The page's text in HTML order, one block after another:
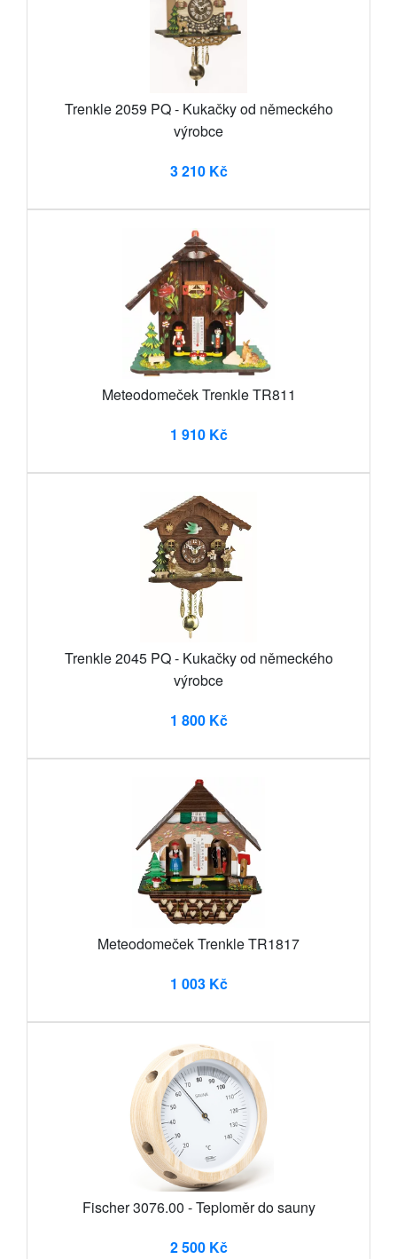
Trenkle 2059 PQ - Kukačky od německého
výrobce
3 210 Kč
Meteodomeček Trenkle TR811
1 910 Kč
Trenkle 2045 PQ - Kukačky od německého
výrobce
1 800 Kč
Meteodomeček Trenkle TR1817
1 003 Kč
Fischer 3076.00 - Teploměr do sauny
2 500 Kč